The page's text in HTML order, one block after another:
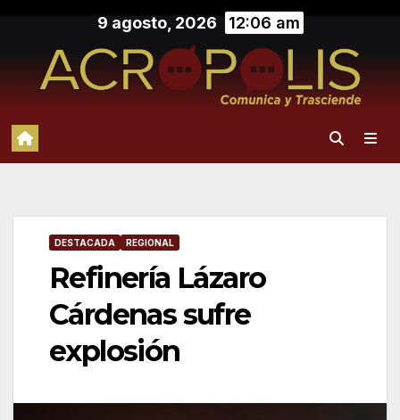
contenido
9 agosto, 2026 12:06 am
DESTACADA REGIONAL
Refinería Lázaro
Cárdenas sufre
explosión